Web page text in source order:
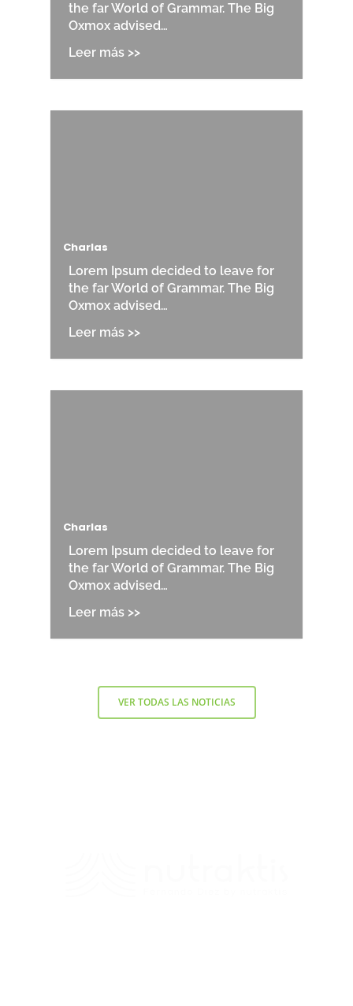
the far World of Grammar. The Big
Oxmox advised…
Charlas
Lorem Ipsum decided to leave for
the far World of Grammar. The Big
Oxmox advised…
Charlas
Lorem Ipsum decided to leave for
the far World of Grammar. The Big
Oxmox advised…
VER TODAS LAS NOTICIAS